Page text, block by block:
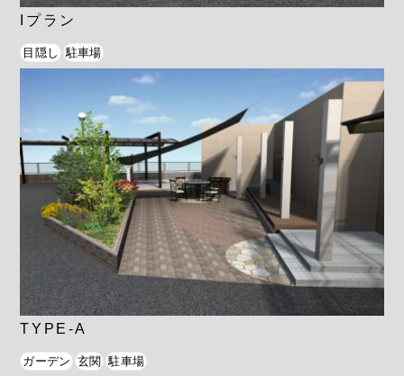
Iプラン
目隠し 駐車場
TYPE-A
ガーデン 玄関 駐車場